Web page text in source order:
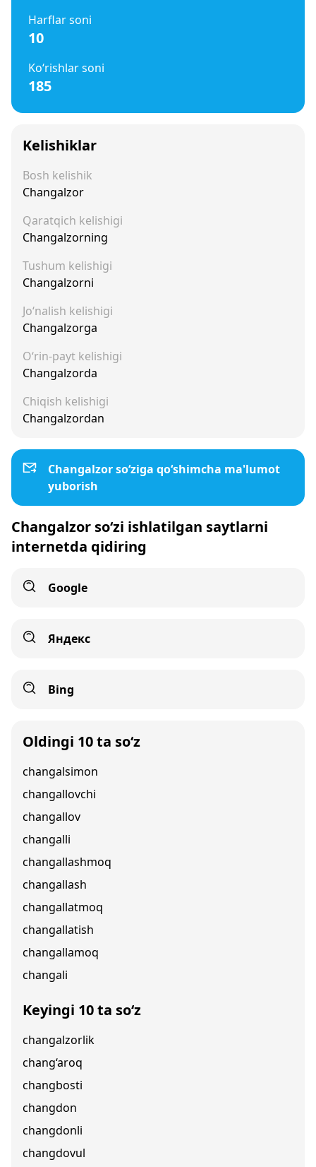
Harflar soni
10
Ko‘rishlar soni
185
Kelishiklar
Bosh kelishik
Changalzor
Qaratqich kelishigi
Changalzorning
Tushum kelishigi
Changalzorni
Jo‘nalish kelishigi
Changalzorga
O‘rin-payt kelishigi
Changalzorda
Chiqish kelishigi
Changalzordan
Changalzor so‘ziga qo‘shimcha ma'lumot
yuborish
Changalzor so‘zi ishlatilgan saytlarni
internetda qidiring
Google
Яндекс
Bing
Oldingi 10 ta so‘z
changalsimon
changallovchi
changallov
changalli
changallashmoq
changallash
changallatmoq
changallatish
changallamoq
changali
Keyingi 10 ta so‘z
changalzorlik
chang‘aroq
changbosti
changdon
changdonli
changdovul